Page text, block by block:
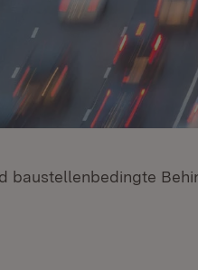
baustellenbedingte